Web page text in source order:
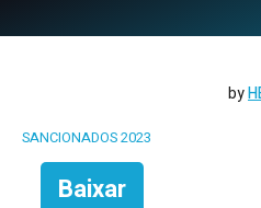
by
SANCIONADOS 2023
Baixar